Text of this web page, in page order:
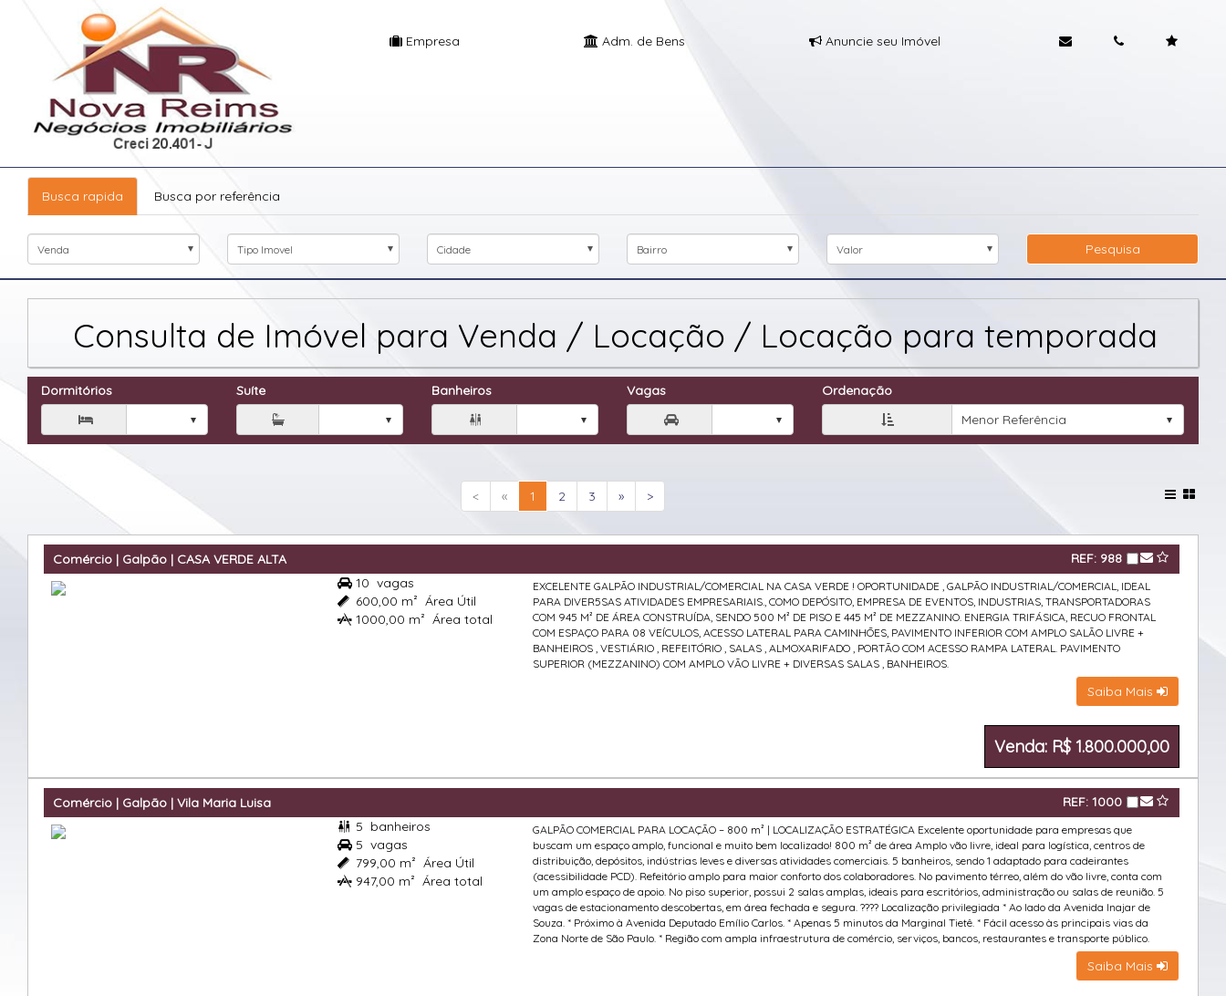
Empresa Adm. de Bens Anuncie seu Imóvel
Busca rapida Busca por referência
Venda Tipo Imovel Cidade Bairro Valor Pesquisa
Consulta de Imóvel para Venda / Locação / Locação para temporada
Dormitórios

Suíte Banheiros

Vagas

Ordenação
Menor Referência
< « 1 2 3 » >
Comércio | Galpão | CASA VERDE ALTA REF: 988
 10 vagas
 600,00 m² Área Útil
 1000,00 m² Área total
EXCELENTE GALPÃO INDUSTRIAL/COMERCIAL NA CASA VERDE ! OPORTUNIDADE , GALPÃO INDUSTRIAL/COMERCIAL, IDEAL
PARA DIVER5SAS ATIVIDADES EMPRESARIAIS., COMO DEPÓSITO, EMPRESA DE EVENTOS, INDUSTRIAS, TRANSPORTADORAS
COM 945 M² DE ÁREA CONSTRUÍDA, SENDO 500 M² DE PISO E 445 M² DE MEZZANINO. ENERGIA TRIFÁSICA, RECUO FRONTAL
COM ESPAÇO PARA 08 VEÍCULOS, ACESSO LATERAL PARA CAMINHÕES, PAVIMENTO INFERIOR COM AMPLO SALÃO LIVRE +
BANHEIROS , VESTIÁRIO , REFEITÓRIO , SALAS , ALMOXARIFADO , PORTÃO COM ACESSO RAMPA LATERAL. PAVIMENTO
SUPERIOR (MEZZANINO) COM AMPLO VÃO LIVRE + DIVERSAS SALAS , BANHEIROS.
Saiba Mais
Venda: R$ 1.800.000,00
Comércio | Galpão | Vila Maria Luisa REF: 1000
 5 banheiros
 5 vagas
 799,00 m² Área Útil
 947,00 m² Área total
GALPÃO COMERCIAL PARA LOCAÇÃO – 800 m² | LOCALIZAÇÃO ESTRATÉGICA Excelente oportunidade para empresas que
buscam um espaço amplo, funcional e muito bem localizado! 800 m² de área Amplo vão livre, ideal para logística, centros de
distribuição, depósitos, indústrias leves e diversas atividades comerciais. 5 banheiros, sendo 1 adaptado para cadeirantes
(acessibilidade PCD). Refeitório amplo para maior conforto dos colaboradores. No pavimento térreo, além do vão livre, conta com
um amplo espaço de apoio. No piso superior, possui 2 salas amplas, ideais para escritórios, administração ou salas de reunião. 5
vagas de estacionamento descobertas, em área fechada e segura. ???? Localização privilegiada * Ao lado da Avenida Inajar de
Souza. * Próximo à Avenida Deputado Emílio Carlos. * Apenas 5 minutos da Marginal Tietê. * Fácil acesso às principais vias da
Zona Norte de São Paulo. * Região com ampla infraestrutura de comércio, serviços, bancos, restaurantes e transporte público.
Saiba Mais